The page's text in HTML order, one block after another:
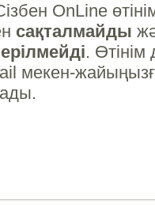
OnLine
сақталмайды
.
мекен-